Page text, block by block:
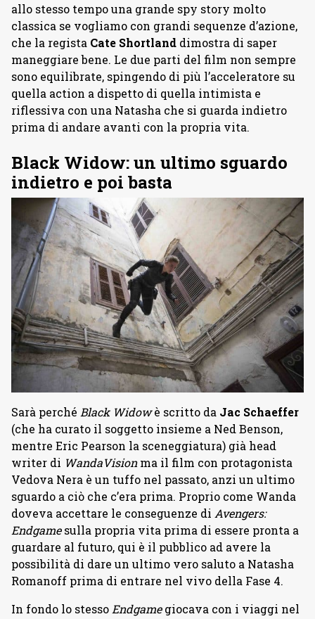
allo stesso tempo una grande spy story molto
classica se vogliamo con grandi sequenze d’azione,
che la regista Cate Shortland dimostra di saper
maneggiare bene. Le due parti del film non sempre
sono equilibrate, spingendo di più l’acceleratore su
quella action a dispetto di quella intimista e
riflessiva con una Natasha che si guarda indietro
prima di andare avanti con la propria vita.
Black Widow: un ultimo sguardo
indietro e poi basta
Sarà perché Black Widowè scritto da Jac Schaeffer
(che ha curato il soggetto insieme a Ned Benson,
mentre Eric Pearson la sceneggiatura) già head
writer di WandaVisionma il film con protagonista
Vedova Nera è un tuffo nel passato, anzi un ultimo
sguardo a ciò che c’era prima. Proprio come Wanda
doveva accettare le conseguenze di Avengers:
Endgamesulla propria vita prima di essere pronta a
guardare al futuro, qui è il pubblico ad avere la
possibilità di dare un ultimo vero saluto a Natasha
Romanoff prima di entrare nel vivo della Fase 4.
In fondo lo stesso Endgamegiocava con i viaggi nel